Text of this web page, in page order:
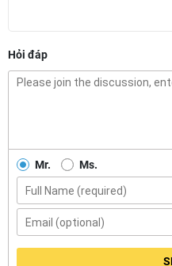
Hỏi đáp
Mr. Ms.